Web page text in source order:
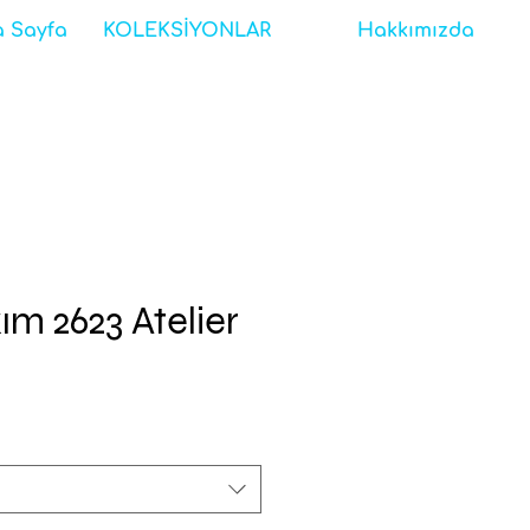
Sayfa KOLEKSİYONLAR Hakkımızda
2623 Atelier